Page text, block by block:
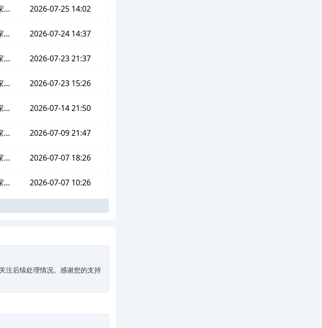
拒 2026-07-25 14:02
拒 2026-07-24 14:37
拒 2026-07-23 21:37
拒 2026-07-23 15:26
拒 2026-07-14 21:50
拒 2026-07-09 21:47
拒 2026-07-07 18:26
拒 2026-07-07 10:26
注后续处理情况。感谢您的支持